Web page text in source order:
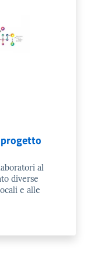
al
diverse
e alle